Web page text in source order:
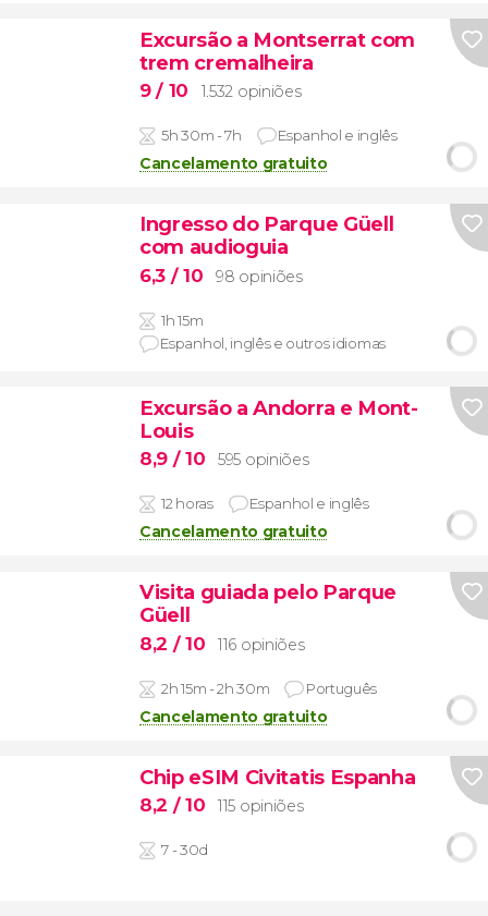
Excursão a Montserrat com
trem cremalheira
9/ 10 1.532 opiniões
5h 30m - 7h Espanhol e inglês
Cancelamento gratuito
Ingresso do Parque Güell
com audioguia
6,3 / 10 98 opiniões
1h 15m
Espanhol, inglês e outros idiomas
Excursão a Andorra e Mont-
Louis
8,9 / 10 595 opiniões
12 horas Espanhol e inglês
Cancelamento gratuito
Visita guiada pelo Parque
Güell
8,2 / 10 116 opiniões
2h 15m - 2h 30m Português
Cancelamento gratuito
Chip eSIM Civitatis Espanha
8,2 / 10 115 opiniões
7 - 30d